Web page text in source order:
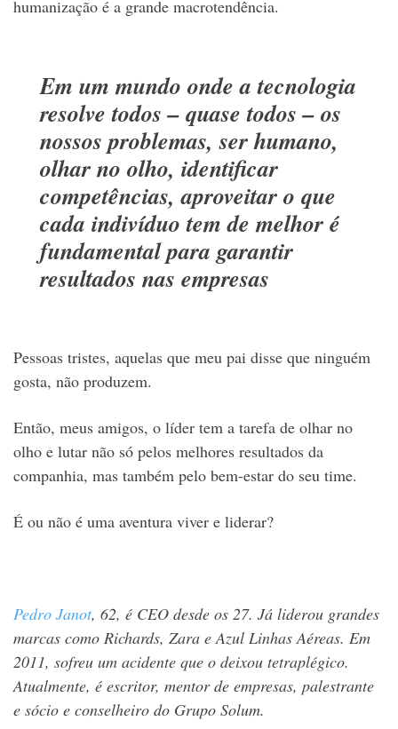
humanização é a grande macrotendência.
Em um mundo onde a tecnologia
resolve todos – quase todos – os
nossos problemas, ser humano,
olhar no olho, identificar
competências, aproveitar o que
cada indivíduo tem de melhor é
fundamental para garantir
resultados nas empresas
Pessoas tristes, aquelas que meu pai disse que ninguém
gosta, não produzem.
Então, meus amigos, o líder tem a tarefa de olhar no
olho e lutar não só pelos melhores resultados da
companhia, mas também pelo bem-estar do seu time.
É ou não é uma aventura viver e liderar?
Pedro Janot, 62, é CEO desde os 27. Já liderou grandes
marcas como Richards, Zara e Azul Linhas Aéreas. Em
2011, sofreu um acidente que o deixou tetraplégico.
Atualmente, é escritor, mentor de empresas, palestrante
e sócio e conselheiro do Grupo Solum.